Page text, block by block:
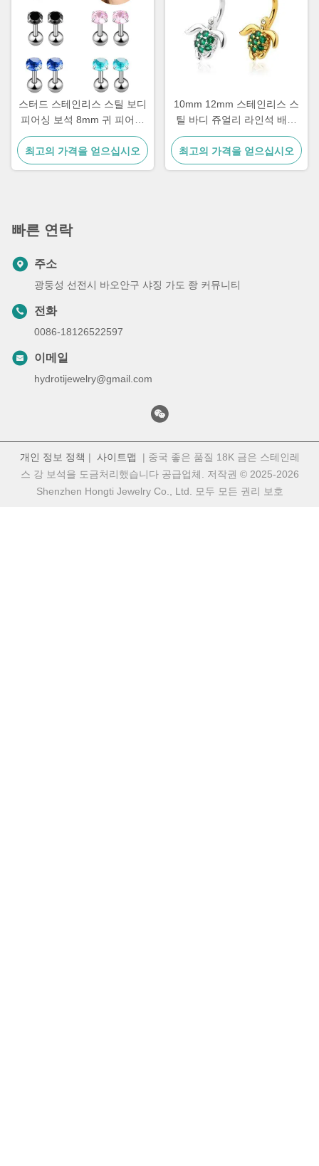
스터드 스테인리스 스틸 보디
피어싱 보석 8mm 귀 피어싱
보석 크리스탈
최고의 가격을 얻으십시오
10mm 12mm 스테인리스 스
틸 바디 쥬얼리 라인석 배꼽
피어싱 쥬얼리
최고의 가격을 얻으십시오
빠른 연락
주소
광둥성 선전시 바오안구 샤징 가도 좡 커뮤니티
전화
0086-18126522597
이메일
hydrotijewelry@gmail.com
개인 정보 정책 | 사이트맵 | 중국 좋은 품질 18K 금은 스테인레
스 강 보석을 도금처리했습니다 공급업체. 저작권 © 2025-2026
Shenzhen Hongti Jewelry Co., Ltd. 모두 모든 권리 보호